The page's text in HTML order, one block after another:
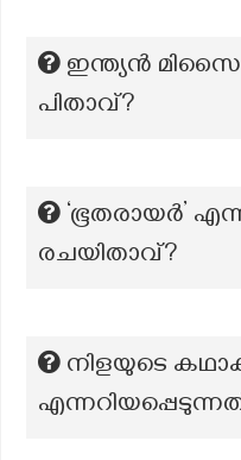
ഇന്ത്യൻ
പിതാവ്?
‘ഭൂതരായർ’
രചയിതാവ്?
നിളയുടെ